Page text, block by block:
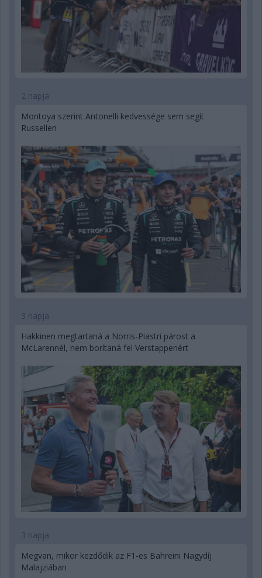
2 napja
Montoya szerint Antonelli kedvessége sem segít
Russellen
3 napja
Hakkinen megtartaná a Norris-Piastri párost a
McLarennél, nem borítaná fel Verstappenért
3 napja
Megvan, mikor kezdődik az F1-es Bahreini Nagydíj
Malajziában